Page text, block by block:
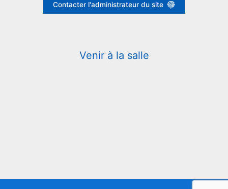
Contacter l'administrateur du site
Venir à la salle